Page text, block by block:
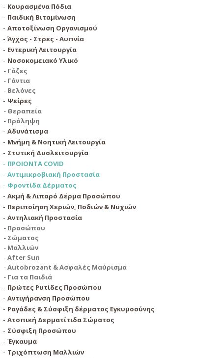
Κουρασμένα Πόδια
Παιδική Βιταμίνωση
Αποτοξίνωση Οργανισμού
Άγχος - Στρες - Αυπνία
Εντερική Λειτουργία
Νοσοκομειακό Υλικό
Γάζες
Γάντια
Βελόνες
Ψείρες
Θεραπεία
Πρόληψη
Αδυνάτισμα
Μνήμη & Νοητική Λειτουργία
Στυτική Δυσλειτουργία
ΠΡΟΙΟΝΤΑ COVID
Αντιμικροβιακή Προστασία
Φροντίδα Δέρματος
Ακμή & Λιπαρό Δέρμα Προσώπου
Περιποίηση Χεριών, Ποδιών & Νυχιών
Αντηλιακή Προστασία
Προσώπου
Σώματος
Μαλλιών
After Sun
Autobrozant & Ασφαλές Μαύρισμα
Για τα Παιδιά
Πρώτες Ρυτίδες Προσώπου
Αντιγήρανση Προσώπου
Ραγάδες & Σύσφιξη δέρματος Εγκυμοσύνης
Ατοπική Δερματίτιδα Σώματος
Σύσφιξη Προσώπου
Έγκαυμα
Τριχόπτωση Μαλλιών